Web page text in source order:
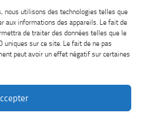
nous utilisons des technologies telles que
aux informations des appareils. Le fait de
de traiter des données telles que le
uniques sur ce site. Le fait de ne pas
peut avoir un effet négatif sur certaines